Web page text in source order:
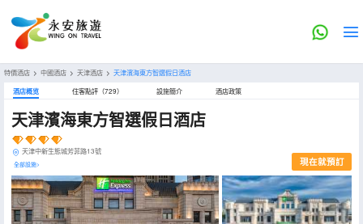
特價酒店 > 中國酒店 > 天津酒店 > 天津濱海東方智選假日酒店
酒店概览 住客點評（729） 設施簡介 酒店政策
天津濱海東方智選假日酒店
天津中新生態城芳菲路13號
全部設施> 現在就預訂